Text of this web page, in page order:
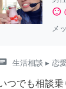
sentiment_satisfied
メ
生活相談 ▸ 恋
つでも相談乗